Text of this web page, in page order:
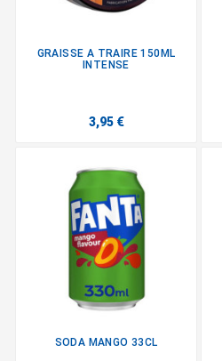
GRAISSE A TRAIRE 150ML
INTENSE
3,95 €
SODA MANGO 33CL